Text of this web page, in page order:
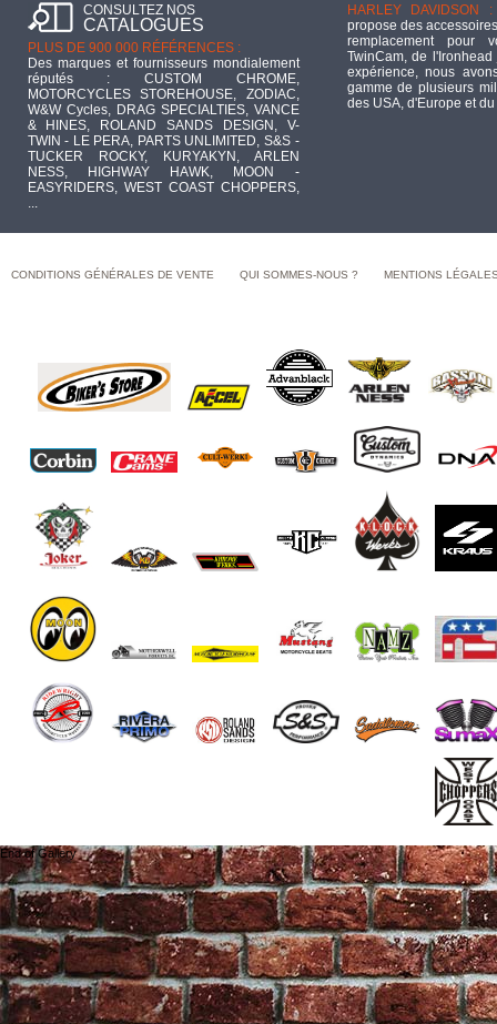
CONSULTEZ NOS
CATALOGUES
PLUS DE 900 000 RÉFÉRENCES :
Des marques et fournisseurs mondialement
réputés : CUSTOM CHROME,
MOTORCYCLES STOREHOUSE, ZODIAC,
W&W Cycles, DRAG SPECIALTIES, VANCE
& HINES, ROLAND SANDS DESIGN, V-
TWIN - LE PERA, PARTS UNLIMITED, S&S -
TUCKER ROCKY, KURYAKYN, ARLEN
NESS, HIGHWAY HAWK, MOON -
EASYRIDERS, WEST COAST CHOPPERS,
...
HARLEY DAVIDSON :
propose des
remplacement pour
TwinCam, de
expérience, nous
gamme de plusieurs
des USA, d'Europe et
CONDITIONS GÉNÉRALES DE VENTE QUI SOMMES-NOUS ? MENTIONS
End of Gallery